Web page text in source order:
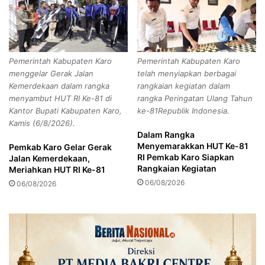
o
r
o
n
t
a
l
o
F
u
n
u
n
2
0
5
K
e
s
e
h
a
t
a
n
M
a
d
i
i
C
a
m
Pemerintah Kabupaten Karo
menggelar Gerak Jalan
Kemerdekaan dalam rangka
menyambut HUT RI Ke-81 di
Kantor Bupati Kabupaten Karo,
Kamis (6/8/2026).
Pemkab Karo Gelar Gerak
Jalan Kemerdekaan,
Meriahkan HUT RI Ke-81
06/08/2026
Pemerintah Kabupaten Karo
telah menyiapkan berbagai
rangkaian kegiatan dalam
rangka Peringatan Ulang Tahun
ke-81Republik Indonesia.
Dalam Rangka
Menyemarakkan HUT Ke-81
RI Pemkab Karo Siapkan
Rangkaian Kegiatan
06/08/2026